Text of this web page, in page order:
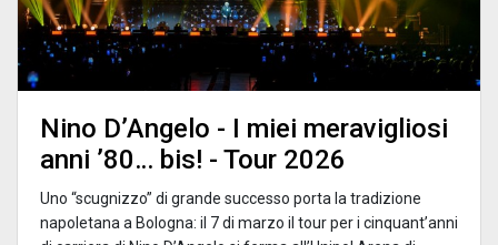
Nino D’Angelo - I miei meravigliosi
anni ’80… bis! - Tour 2026
Uno “scugnizzo” di grande successo porta la tradizione
napoletana a Bologna: il 7 di marzo il tour per i cinquant’anni